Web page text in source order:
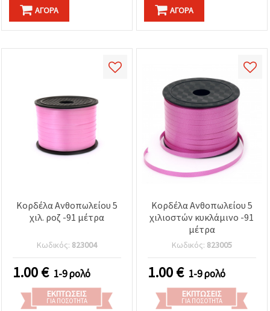
ΑΓΟΡΆ ΑΓΟΡΆ
Κορδέλα Ανθοπωλείου 5
χιλ. ροζ -91 μέτρα
Κωδικός: 823004
1.00€ 1-9 ρολό
ΕΚΠΤΏΣΕΙΣ
ΓΙΑ ΠΟΣΌΤΗΤΑ
Κορδέλα Ανθοπωλείου 5
χιλιοστών κυκλάμινο -91
μέτρα
Κωδικός: 823005
1.00€ 1-9 ρολό
ΕΚΠΤΏΣΕΙΣ
ΓΙΑ ΠΟΣΌΤΗΤΑ